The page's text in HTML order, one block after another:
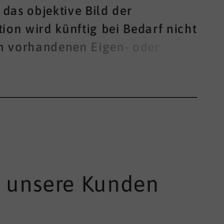
das objektive Bild der
wird künftig bei Bedarf nicht
vorhandenen Eigen- oder
Feedback.
unsere Kunden